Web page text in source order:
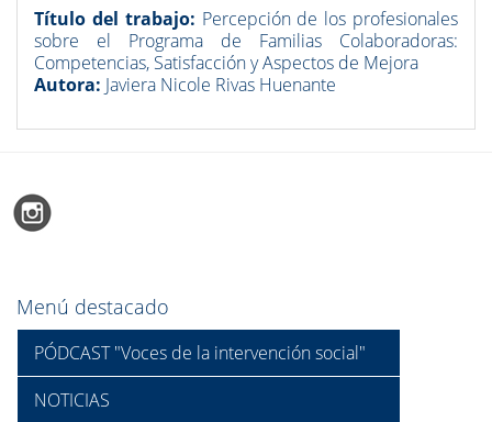
Título del trabajo: Percepción de los profesionales
sobre el Programa de Familias Colaboradoras:
Competencias, Satisfacción y Aspectos de Mejora
Autora: Javiera Nicole Rivas Huenante
Menú destacado
PÓDCAST "Voces de la intervención social"
NOTICIAS